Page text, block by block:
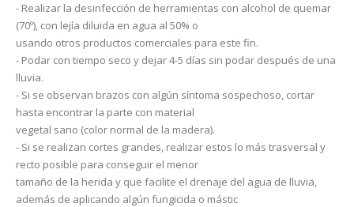
- Realizar la desinfección de herramientas con alcohol de quemar
(70º), con lejía diluida en agua al 50% o
usando otros productos comerciales para este fin.
- Podar con tiempo seco y dejar 4-5 días sin podar después de una
lluvia.
- Si se observan brazos con algún síntoma sospechoso, cortar
hasta encontrar la parte con material
vegetal sano (color normal de la madera).
- Si se realizan cortes grandes, realizar estos lo más trasversal y
recto posible para conseguir el menor
tamaño de la herida y que facilite el drenaje del agua de lluvia,
además de aplicando algún fungicida o mástic